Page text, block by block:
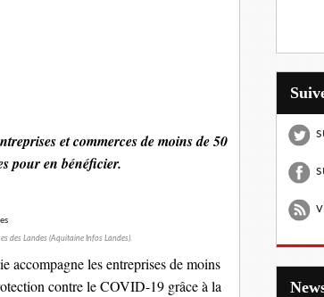
et commerces de moins de 50
pour en bénéficier.
des Landes (Aquitaine Infos Landes).
accompagne les entreprises de moins
contre le COVID-19 grâce à la